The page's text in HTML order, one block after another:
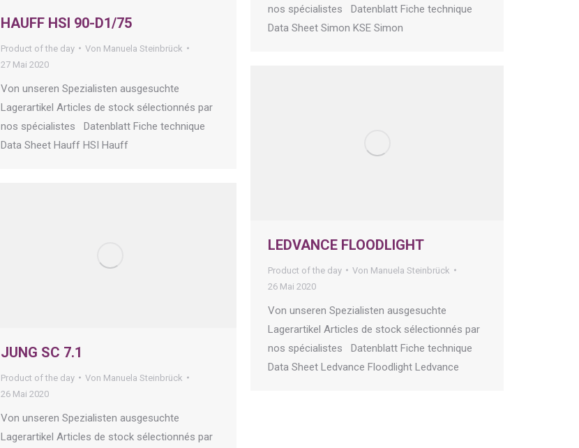
nos spécialistes Datenblatt Fiche technique
Data Sheet Simon KSE Simon
HAUFF HSI 90-D1/75
Product of the day Von Manuela Steinbrück
27 Mai 2020
Von unseren Spezialisten ausgesuchte
Lagerartikel Articles de stock sélectionnés par
nos spécialistes Datenblatt Fiche technique
Data Sheet Hauff HSI Hauff
LEDVANCE FLOODLIGHT
Product of the day Von Manuela Steinbrück
26 Mai 2020
Von unseren Spezialisten ausgesuchte
Lagerartikel Articles de stock sélectionnés par
nos spécialistes Datenblatt Fiche technique
Data Sheet Ledvance Floodlight Ledvance
JUNG SC 7.1
Product of the day Von Manuela Steinbrück
26 Mai 2020
Von unseren Spezialisten ausgesuchte
Lagerartikel Articles de stock sélectionnés par